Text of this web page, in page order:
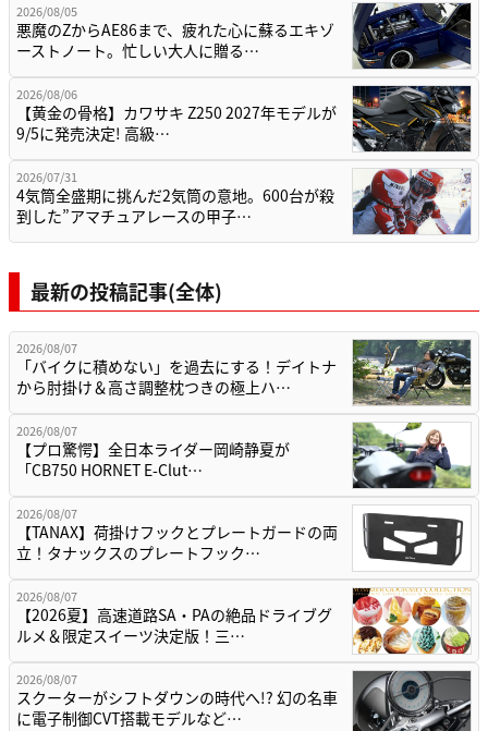
2026/08/05
悪魔のZからAE86まで、疲れた心に蘇るエキゾ
ーストノート。忙しい大人に贈る…
2026/08/06
【黄金の骨格】カワサキ Z250 2027年モデルが
9/5に発売決定! 高級…
2026/07/31
4気筒全盛期に挑んだ2気筒の意地。600台が殺
到した”アマチュアレースの甲子…
最新の投稿記事(全体)
2026/08/07
「バイクに積めない」を過去にする！デイトナ
から肘掛け＆高さ調整枕つきの極上ハ…
2026/08/07
【プロ驚愕】全日本ライダー岡崎静夏が
「CB750 HORNET E-Clut…
2026/08/07
【TANAX】荷掛けフックとプレートガードの両
立！タナックスのプレートフック…
2026/08/07
【2026夏】高速道路SA・PAの絶品ドライブグ
ルメ＆限定スイーツ決定版！三…
2026/08/07
スクーターがシフトダウンの時代へ!? 幻の名車
に電子制御CVT搭載モデルなど…